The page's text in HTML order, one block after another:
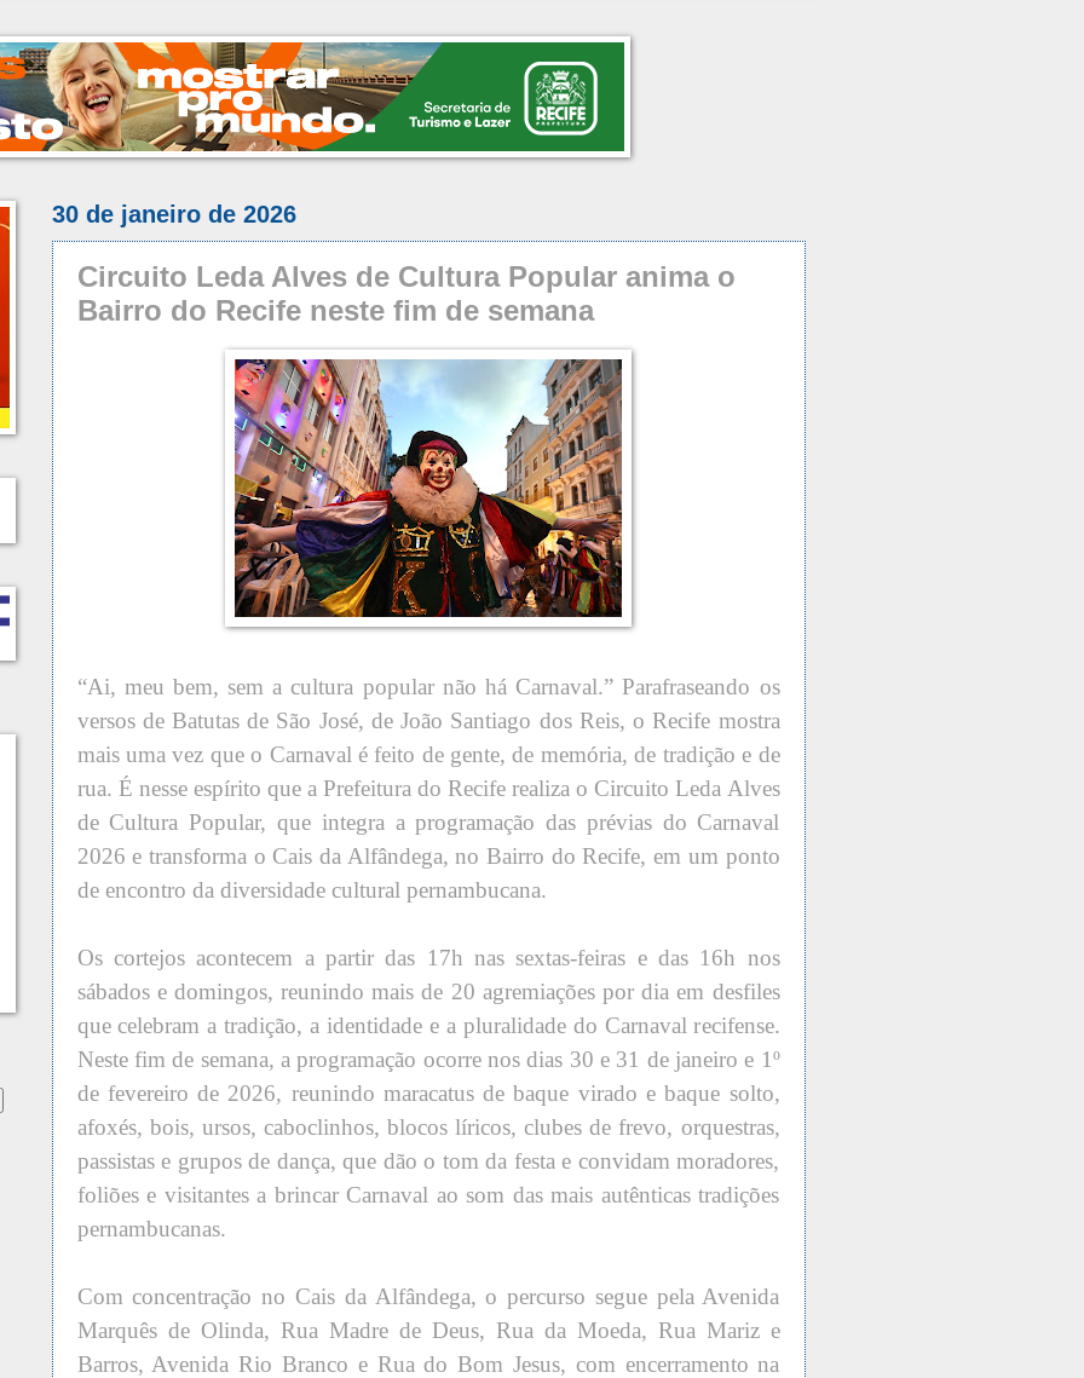
30 de janeiro de 2026
Circuito Leda Alves de Cultura Popular anima o
Bairro do Recife neste fim de semana
“Ai, meu bem, sem a cultura popular não há Carnaval.” Parafraseando os
versos de Batutas de São José, de João Santiago dos Reis, o Recife mostra
mais uma vez que o Carnaval é feito de gente, de memória, de tradição e de
rua. É nesse espírito que a Prefeitura do Recife realiza o Circuito Leda Alves
de Cultura Popular, que integra a programação das prévias do Carnaval
2026 e transforma o Cais da Alfândega, no Bairro do Recife, em um ponto
de encontro da diversidade cultural pernambucana.
Os cortejos acontecem a partir das 17h nas sextas-feiras e das 16h nos
sábados e domingos, reunindo mais de 20 agremiações por dia em desfiles
que celebram a tradição, a identidade e a pluralidade do Carnaval recifense.
Neste fim de semana, a programação ocorre nos dias 30 e 31 de janeiro e 1º
de fevereiro de 2026, reunindo maracatus de baque virado e baque solto,
afoxés, bois, ursos, caboclinhos, blocos líricos, clubes de frevo, orquestras,
passistas e grupos de dança, que dão o tom da festa e convidam moradores,
foliões e visitantes a brincar Carnaval ao som das mais autênticas tradições
pernambucanas.
Com concentração no Cais da Alfândega, o percurso segue pela Avenida
Marquês de Olinda, Rua Madre de Deus, Rua da Moeda, Rua Mariz e
Barros, Avenida Rio Branco e Rua do Bom Jesus, com encerramento na